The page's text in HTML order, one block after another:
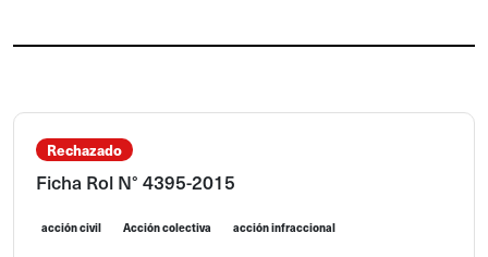
Rechazado
Ficha Rol N° 4395-2015
acción civil Acción colectiva acción infraccional